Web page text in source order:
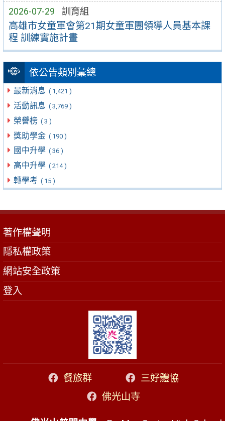
2026-07-29 訓育組
高雄市女童軍會第21期女童軍團領導人員基本課
程 訓練實施計畫
依公告類別彙總
最新消息 ( 1,421 )
活動訊息 ( 3,769 )
榮譽榜 ( 3 )
獎助學金 ( 190 )
國中升學 ( 36 )
高中升學 ( 214 )
轉學考 ( 15 )
著作權聲明
隱私權政策
網站安全政策
登入
餐旅群
三好體協
佛光山寺